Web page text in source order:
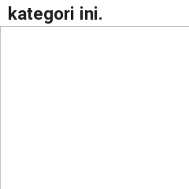
kategori ini.